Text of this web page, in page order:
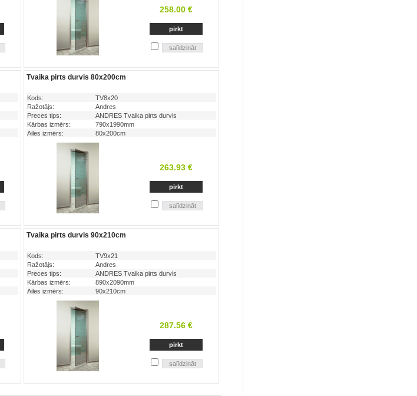
258.00 €
Tvaika pirts durvis 80x200cm
Kods:
TV8x20
Ražotājs:
Andres
Preces tips:
ANDRES Tvaika pirts durvis
Kārbas izmērs:
790x1990mm
Ailes izmērs:
80x200cm
263.93 €
Tvaika pirts durvis 90x210cm
Kods:
TV9x21
Ražotājs:
Andres
Preces tips:
ANDRES Tvaika pirts durvis
Kārbas izmērs:
890x2090mm
Ailes izmērs:
90x210cm
287.56 €